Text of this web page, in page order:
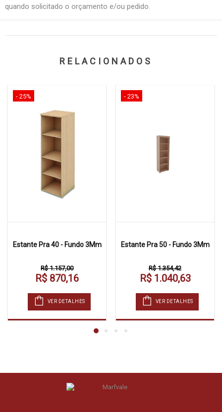
quando solicitado o orçamento e/ou pedido.
RELACIONADOS
- 25%
Estante Pra 40 - Fundo 3Mm
R$ 1.157,00
R$ 870,16
VER DETALHES
- 23%
Estante Pra 50 - Fundo 3Mm
R$ 1.354,42
R$ 1.040,63
VER DETALHES